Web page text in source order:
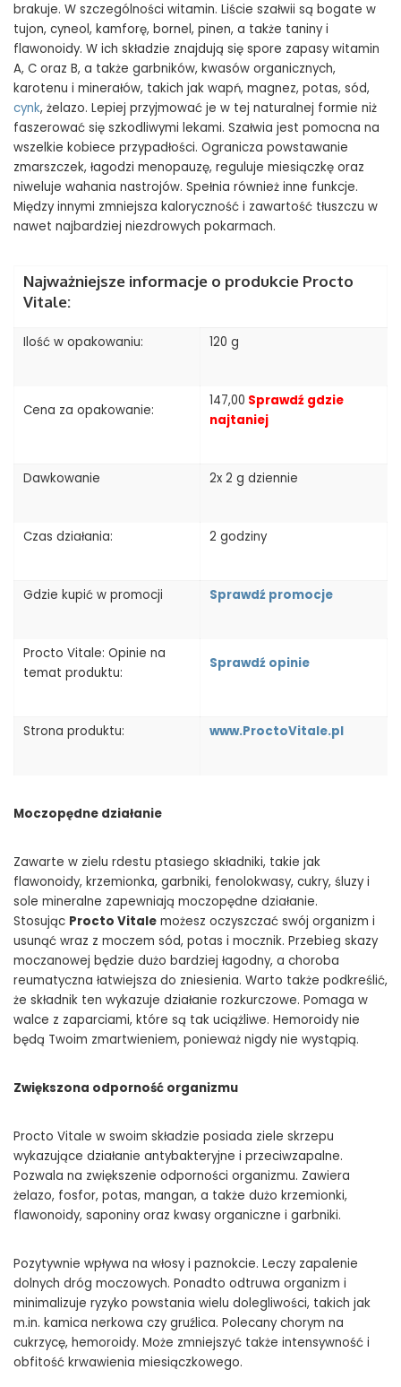
brakuje. W szczególności witamin. Liście szałwii są bogate w
tujon, cyneol, kamforę, bornel, pinen, a także taniny i
flawonoidy. W ich składzie znajdują się spore zapasy witamin
A, C oraz B, a także garbników, kwasów organicznych,
karotenu i minerałów, takich jak wapń, magnez, potas, sód,
cynk, żelazo. Lepiej przyjmować je w tej naturalnej formie niż
faszerować się szkodliwymi lekami. Szałwia jest pomocna na
wszelkie kobiece przypadłości. Ogranicza powstawanie
zmarszczek, łagodzi menopauzę, reguluje miesiączkę oraz
niweluje wahania nastrojów. Spełnia również inne funkcje.
Między innymi zmniejsza kaloryczność i zawartość tłuszczu w
nawet najbardziej niezdrowych pokarmach.
Najważniejsze informacje o produkcie Procto
Vitale:
Ilość w opakowaniu: 120 g
Cena za opakowanie:
147,00 Sprawdź gdzie
najtaniej
Dawkowanie 2x 2 g dziennie
Czas działania: 2 godziny
Gdzie kupić w promocji Sprawdź promocje
Procto Vitale: Opinie na
temat produktu:
Sprawdź opinie
Strona produktu: www.ProctoVitale.pl
Moczopędne działanie
Zawarte w zielu rdestu ptasiego składniki, takie jak
flawonoidy, krzemionka, garbniki, fenolokwasy, cukry, śluzy i
sole mineralne zapewniają moczopędne działanie.
Stosując Procto Vitale możesz oczyszczać swój organizm i
usunąć wraz z moczem sód, potas i mocznik. Przebieg skazy
moczanowej będzie dużo bardziej łagodny, a choroba
reumatyczna łatwiejsza do zniesienia. Warto także podkreślić,
że składnik ten wykazuje działanie rozkurczowe. Pomaga w
walce z zaparciami, które są tak uciążliwe. Hemoroidy nie
będą Twoim zmartwieniem, ponieważ nigdy nie wystąpią.
Zwiększona odporność organizmu
Procto Vitale w swoim składzie posiada ziele skrzepu
wykazujące działanie antybakteryjne i przeciwzapalne.
Pozwala na zwiększenie odporności organizmu. Zawiera
żelazo, fosfor, potas, mangan, a także dużo krzemionki,
flawonoidy, saponiny oraz kwasy organiczne i garbniki.
Pozytywnie wpływa na włosy i paznokcie. Leczy zapalenie
dolnych dróg moczowych. Ponadto odtruwa organizm i
minimalizuje ryzyko powstania wielu dolegliwości, takich jak
m.in. kamica nerkowa czy gruźlica. Polecany chorym na
cukrzycę, hemoroidy. Może zmniejszyć także intensywność i
obfitość krwawienia miesiączkowego.